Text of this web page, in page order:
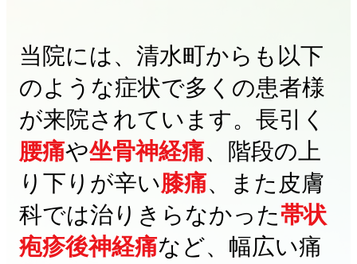
当院には、清水町からも以下
のような症状で多くの患者様
が来院されています。長引く
腰痛や坐骨神経痛、階段の上
り下りが辛い膝痛、また皮膚
科では治りきらなかった帯状
疱疹後神経痛など、幅広い痛